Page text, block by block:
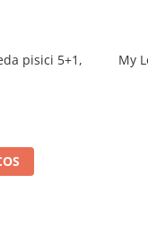
pisici 5+1,
My